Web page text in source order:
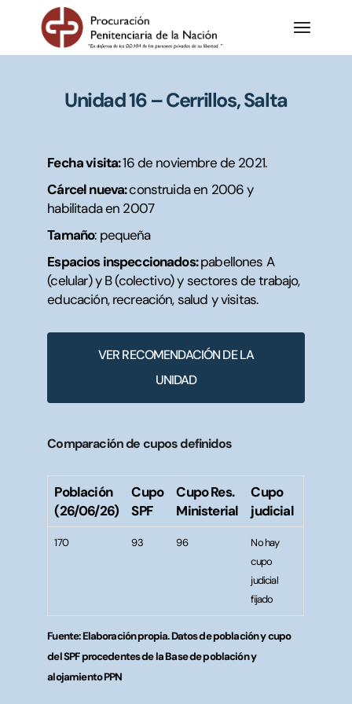
Unidad 16 – Cerrillos, Salta
Fecha visita:16 de noviembre de 2021.
Cárcel nueva:construida en 2006 y
habilitada en 2007
Tamaño: pequeña
Espacios inspeccionados:pabellones A
(celular) y B (colectivo) y sectores de trabajo,
educación, recreación, salud y visitas.
VER RECOMENDACIÓN DE LA
UNIDAD
Comparación de cupos definidos
Población
(26/06/26)
Cupo
SPF
Cupo Res.
Ministerial
Cupo
judicial
170 93 96
No hay
cupo
judicial
fijado
Fuente: Elaboración propia. Datos de población y cupo
del SPF procedentes de la Base de población y
alojamiento PPN